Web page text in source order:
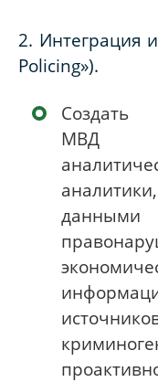
2. Интеграция
Policing»).
МВД